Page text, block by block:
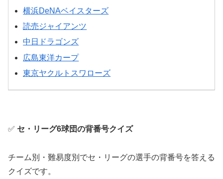
横浜DeNAベイスターズ
読売ジャイアンツ
中日ドラゴンズ
広島東洋カープ
東京ヤクルトスワローズ
✅ セ・リーグ6球団の背番号クイズ
チーム別・難易度別でセ・リーグの選手の背番号を答える
クイズです。